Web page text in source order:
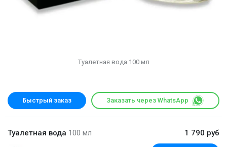
Туалетная вода 100 мл
Быстрый заказ Заказать через WhatsApp
Туалетная вода 100 мл 1 790 руб